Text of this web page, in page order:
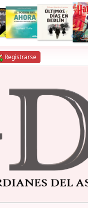
Registrarse